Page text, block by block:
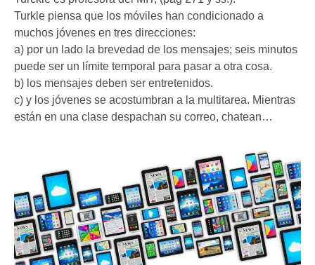
Turkle piensa que los móviles han condicionado a
muchos jóvenes en tres direcciones:
a) por un lado la brevedad de los mensajes; seis minutos
puede ser un límite temporal para pasar a otra cosa.
b) los mensajes deben ser entretenidos.
c) y los jóvenes se acostumbran a la multitarea. Mientras
están en una clase despachan su correo, chatean…